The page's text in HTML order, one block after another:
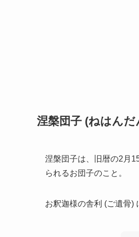
涅槃団子 (ねはんだ
涅槃団子は、旧暦の2月
られるお団子のこと。
お釈迦様の舎利 (ご遺骨)